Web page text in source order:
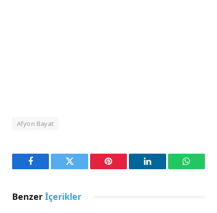
Afyon Bayat
Facebook Twitter Pinterest LinkedIn
Benzer İçerikler